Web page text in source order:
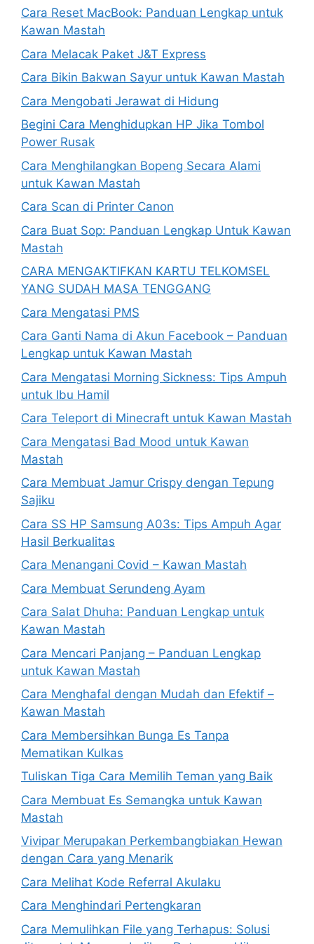
Cara Reset MacBook: Panduan Lengkap untuk
Kawan Mastah
Cara Melacak Paket J&T Express
Cara Bikin Bakwan Sayur untuk Kawan Mastah
Cara Mengobati Jerawat di Hidung
Begini Cara Menghidupkan HP Jika Tombol
Power Rusak
Cara Menghilangkan Bopeng Secara Alami
untuk Kawan Mastah
Cara Scan di Printer Canon
Cara Buat Sop: Panduan Lengkap Untuk Kawan
Mastah
CARA MENGAKTIFKAN KARTU TELKOMSEL
YANG SUDAH MASA TENGGANG
Cara Mengatasi PMS
Cara Ganti Nama di Akun Facebook – Panduan
Lengkap untuk Kawan Mastah
Cara Mengatasi Morning Sickness: Tips Ampuh
untuk Ibu Hamil
Cara Teleport di Minecraft untuk Kawan Mastah
Cara Mengatasi Bad Mood untuk Kawan
Mastah
Cara Membuat Jamur Crispy dengan Tepung
Sajiku
Cara SS HP Samsung A03s: Tips Ampuh Agar
Hasil Berkualitas
Cara Menangani Covid – Kawan Mastah
Cara Membuat Serundeng Ayam
Cara Salat Dhuha: Panduan Lengkap untuk
Kawan Mastah
Cara Mencari Panjang – Panduan Lengkap
untuk Kawan Mastah
Cara Menghafal dengan Mudah dan Efektif –
Kawan Mastah
Cara Membersihkan Bunga Es Tanpa
Mematikan Kulkas
Tuliskan Tiga Cara Memilih Teman yang Baik
Cara Membuat Es Semangka untuk Kawan
Mastah
Vivipar Merupakan Perkembangbiakan Hewan
dengan Cara yang Menarik
Cara Melihat Kode Referral Akulaku
Cara Menghindari Pertengkaran
Cara Memulihkan File yang Terhapus: Solusi